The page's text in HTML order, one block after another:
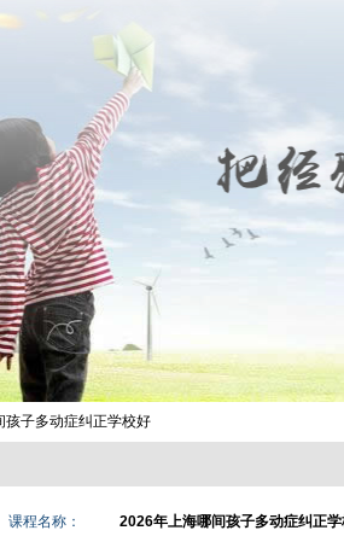
孩子多动症纠正学校好
课程名称： 2026年上海哪间孩子多动症纠正